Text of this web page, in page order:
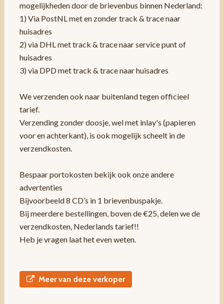
mogelijkheden door de brievenbus binnen Nederland:
1) Via PostNL met en zonder track & trace naar
huisadres
2) via DHL met track & trace naar service punt of
huisadres
3) via DPD met track & trace naar huisadres
We verzenden ook naar buitenland tegen officieel
tarief.
Verzending zonder doosje, wel met inlay's (papieren
voor en achterkant), is ook mogelijk scheelt in de
verzendkosten.
Bespaar portokosten bekijk ook onze andere
advertenties
Bijvoorbeeld 8 CD’s in 1 brievenbuspakje.
Bij meerdere bestellingen, boven de €25, delen we de
verzendkosten, Nederlands tarief!!
Heb je vragen laat het even weten.
Meer van deze verkoper